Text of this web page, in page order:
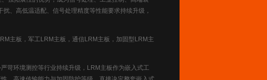
、高低温适配、信号处理精度等性能要求持续升级，
主板，军工LRM主板，通信LRM主板，加固型LRM主
环境测控等行业持续升级，LRM主板作为嵌入式工